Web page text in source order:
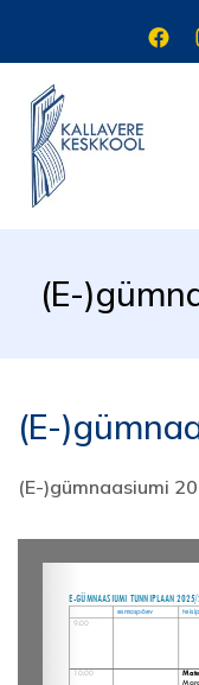
(E-
(E-
(E-)gümnaasiumi